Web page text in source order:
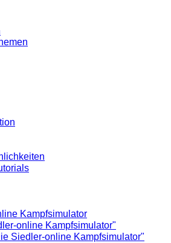
Kampfsimulator
online Kampfsimulator"
Siedler-online Kampfsimulator"